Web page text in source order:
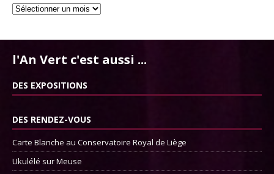
l'An Vert c'est aussi ...
DES EXPOSITIONS
DES RENDEZ-VOUS
Carte Blanche au Conservatoire Royal de Liège
Ukulélé sur Meuse